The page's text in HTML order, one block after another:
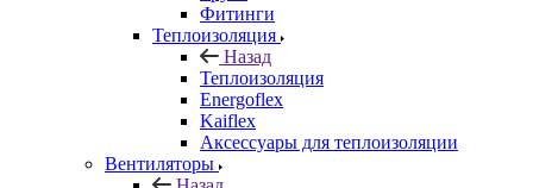
Фитинги
Теплоизоляция
Назад
Теплоизоляция
Energoflex
Kaiflex
Аксессуары для теплоизоляции
Вентиляторы